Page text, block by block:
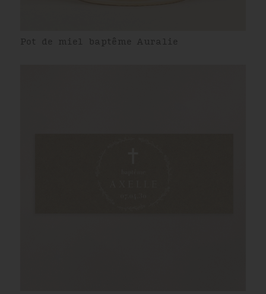
Pot de miel baptême Auralie